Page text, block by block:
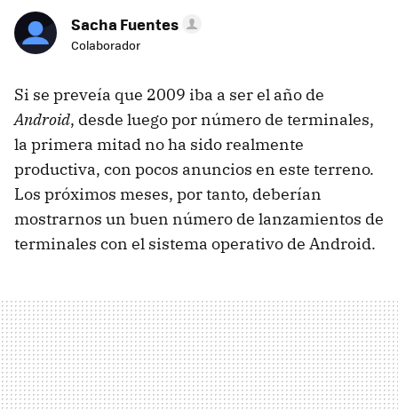
Sacha Fuentes
Colaborador
Si se preveía que 2009 iba a ser el año de
Android, desde luego por número de terminales,
la primera mitad no ha sido realmente
productiva, con pocos anuncios en este terreno.
Los próximos meses, por tanto, deberían
mostrarnos un buen número de lanzamientos de
terminales con el sistema operativo de Android.